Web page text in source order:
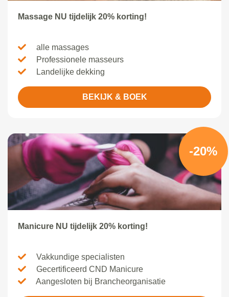
Massage NU tijdelijk 20% korting!
alle massages
Professionele masseurs
Landelijke dekking
BEKIJK & BOEK
-20%
Manicure NU tijdelijk 20% korting!
Vakkundige specialisten
Gecertificeerd CND Manicure
Aangesloten bij Brancheorganisatie